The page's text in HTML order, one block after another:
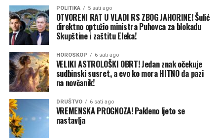
Ministar trgovine i turizma Ned Puhovac nije odgovarao
na pozive CAPITAL-a, a u petak je izjavio da se „na
Skupštini akcionara nije moglo glasati o finansijskom
izvještaju tog akcionarnog društva, jer je izvještaj sa
preporukom vraćen na doradu IRB-u RS“.
„IRB je taj koji daje upute kako će se glasati. Vlada RS je
samo ta koja to potvrđuje“, rekao je između ostalog
Puhovac za Aloonline.
Na pitanje da prokomentariše ovu izjavu ministra
POLITIKA 5 sati ago
OTVORENI RAT U VLADI RS ZBOG JAHORINE! Šulić
direktno optužio ministra Puhovca za blokadu
Skupštine i zaštitu Eleka!
HOROSKOP 6 sati ago
VELIKI ASTROLOŠKI OBRT! Jedan znak očekuje
sudbinski susret, a evo ko mora HITNO da pazi
na novčanik!
DRUŠTVO 6 sati ago
VREMENSKA PROGNOZA! Pakleno ljeto se
nastavlja